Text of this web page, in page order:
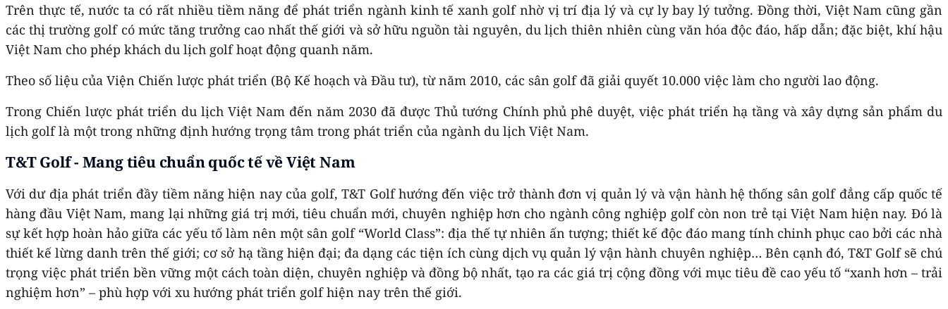
Trên thực tế, nước ta có rất nhiều tiềm năng để phát triển ngành kinh tế xanh golf nhờ vị trí địa lý và cự ly bay lý tưởng. Đồng thời, Việt Nam cũng gần
các thị trường golf có mức tăng trưởng cao nhất thế giới và sở hữu nguồn tài nguyên, du lịch thiên nhiên cùng văn hóa độc đáo, hấp dẫn; đặc biệt, khí hậu
Việt Nam cho phép khách du lịch golf hoạt động quanh năm.
Theo số liệu của Viện Chiến lược phát triển (Bộ Kế hoạch và Đầu tư), từ năm 2010, các sân golf đã giải quyết 10.000 việc làm cho người lao động.
Trong Chiến lược phát triển du lịch Việt Nam đến năm 2030 đã được Thủ tướng Chính phủ phê duyệt, việc phát triển hạ tầng và xây dựng sản phẩm du
lịch golf là một trong những định hướng trọng tâm trong phát triển của ngành du lịch Việt Nam.
T&T Golf - Mang tiêu chuẩn quốc tế về Việt Nam
Với dư địa phát triển đầy tiềm năng hiện nay của golf, T&T Golf hướng đến việc trở thành đơn vị quản lý và vận hành hệ thống sân golf đẳng cấp quốc tế
hàng đầu Việt Nam, mang lại những giá trị mới, tiêu chuẩn mới, chuyên nghiệp hơn cho ngành công nghiệp golf còn non trẻ tại Việt Nam hiện nay. Đó là
sự kết hợp hoàn hảo giữa các yếu tố làm nên một sân golf “World Class”: địa thế tự nhiên ấn tượng; thiết kế độc đáo mang tính chinh phục cao bởi các nhà
thiết kế lừng danh trên thế giới; cơ sở hạ tầng hiện đại; đa dạng các tiện ích cùng dịch vụ quản lý vận hành chuyên nghiệp… Bên cạnh đó, T&T Golf sẽ chú
trọng việc phát triển bền vững một cách toàn diện, chuyên nghiệp và đồng bộ nhất, tạo ra các giá trị cộng đồng với mục tiêu đề cao yếu tố “xanh hơn – trải
nghiệm hơn” – phù hợp với xu hướng phát triển golf hiện nay trên thế giới.